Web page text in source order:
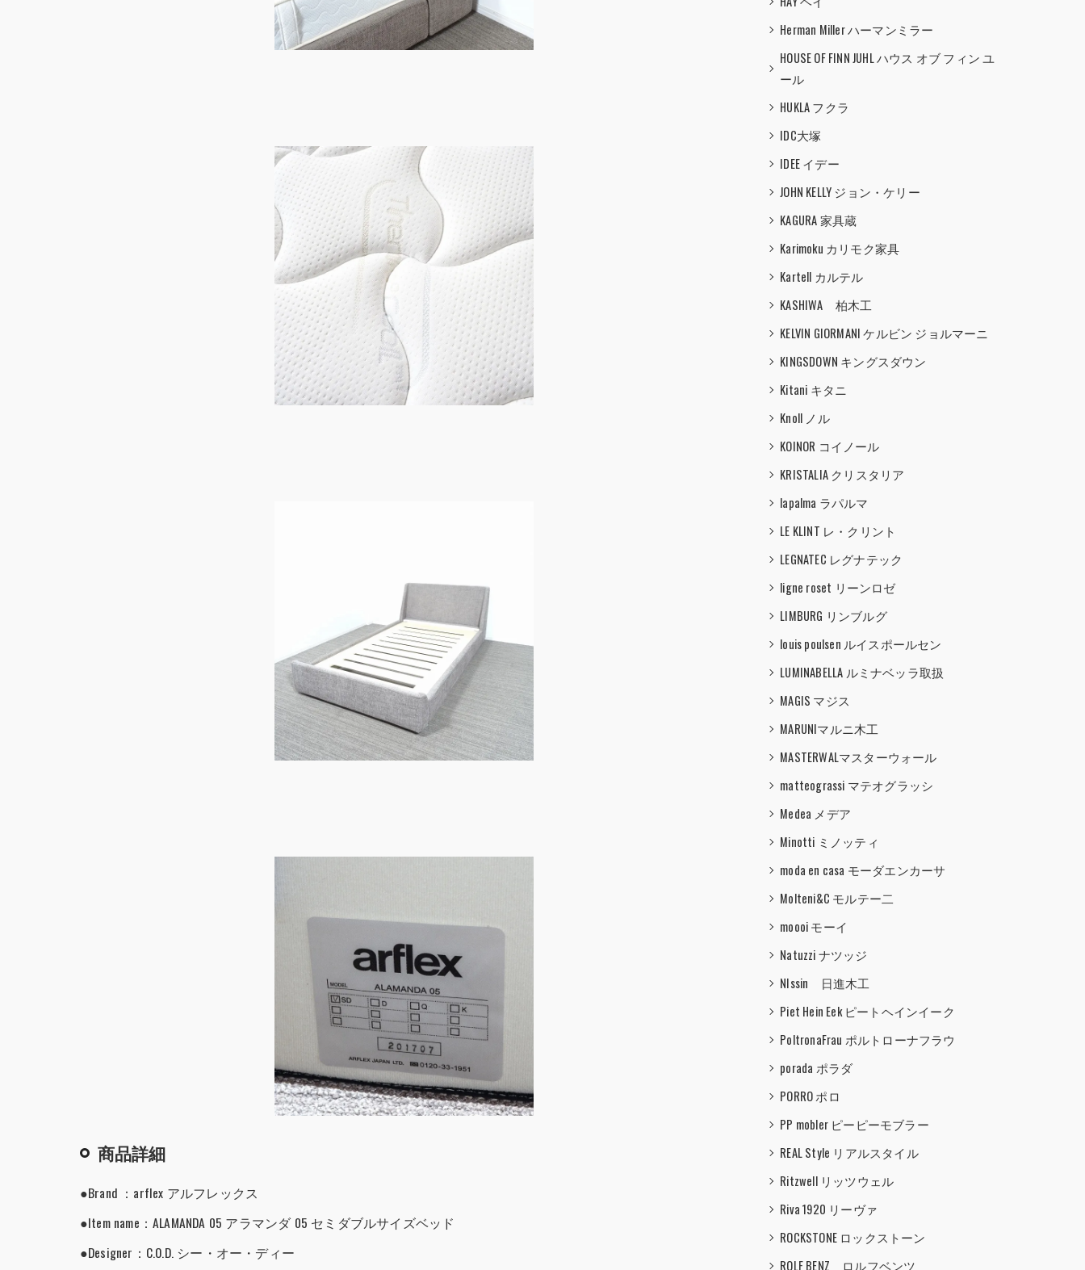
商品詳細
●Brand ：arflex アルフレックス
●Item name：ALAMANDA 05 アラマンダ 05 セミダブルサイズベッド
●Designer：C.O.D. シー・オー・ディー
Herman Miller ハーマンミラー
HOUSE OF FINN JUHL ハウス オブ フィン ユ
ール
HUKLA フクラ
IDC大塚
IDEE イデー
JOHN KELLY ジョン・ケリー
KAGURA 家具蔵
Karimoku カリモク家具
Kartell カルテル
KASHIWA 柏木工
KELVIN GIORMANI ケルビン ジョルマーニ
KINGSDOWN キングスダウン
Kitani キタニ
Knoll ノル
KOINOR コイノール
KRISTALIA クリスタリア
lapalma ラパルマ
LE KLINT レ・クリント
LEGNATEC レグナテック
ligne roset リーンロゼ
LIMBURG リンブルグ
louis poulsen ルイスポールセン
LUMINABELLA ルミナベッラ取扱
MAGIS マジス
MARUNIマルニ木工
MASTERWALマスターウォール
matteograssi マテオグラッシ
Medea メデア
Minotti ミノッティ
moda en casa モーダエンカーサ
Molteni&C モルテー二
moooi モーイ
Natuzzi ナツッジ
NIssin 日進木工
Piet Hein Eek ピートヘインイーク
PoltronaFrau ポルトローナフラウ
porada ポラダ
PORRO ポロ
PP mobler ピーピーモブラー
REAL Style リアルスタイル
Ritzwell リッツウェル
Riva 1920 リーヴァ
ROCKSTONE ロックストーン
ROLF BENZ ロルフベンツ